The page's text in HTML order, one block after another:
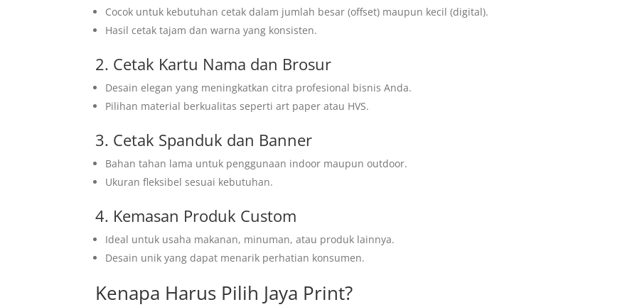
Cocok untuk kebutuhan cetak dalam jumlah besar (offset) maupun kecil (digital).
Hasil cetak tajam dan warna yang konsisten.
2. Cetak Kartu Nama dan Brosur
Desain elegan yang meningkatkan citra profesional bisnis Anda.
Pilihan material berkualitas seperti art paper atau HVS.
3. Cetak Spanduk dan Banner
Bahan tahan lama untuk penggunaan indoor maupun outdoor.
Ukuran fleksibel sesuai kebutuhan.
4. Kemasan Produk Custom
Ideal untuk usaha makanan, minuman, atau produk lainnya.
Desain unik yang dapat menarik perhatian konsumen.
Kenapa Harus Pilih Jaya Print?